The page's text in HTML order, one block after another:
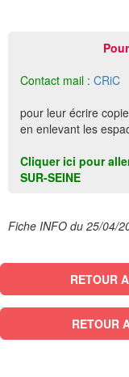
Contact mail : CRiC
pour leur écrire
en enlevant les
Cliquer ici pour
SUR-SEINE
Fiche INFO du 25/04/
RETOUR
RETOUR